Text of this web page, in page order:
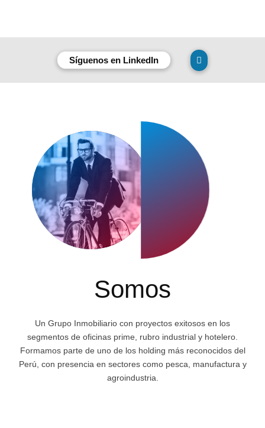
Síguenos en LinkedIn
Somos
Un Grupo Inmobiliario con proyectos exitosos en los
segmentos de oficinas prime, rubro industrial y hotelero.
Formamos parte de uno de los holding más reconocidos del
Perú, con presencia en sectores como pesca, manufactura y
agroindustria.